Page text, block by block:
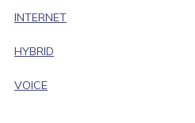
INTERNET
HYBRID
VOICE